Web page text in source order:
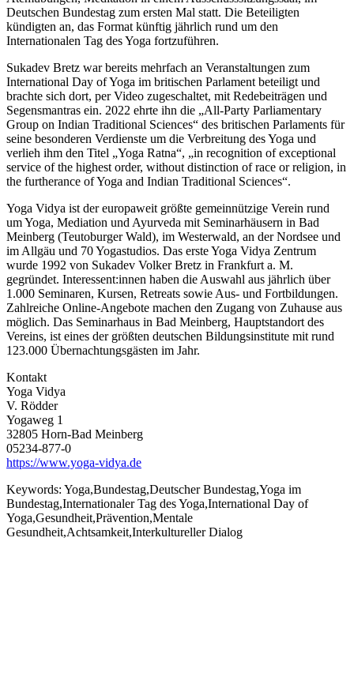
Deutschen Bundestag zum ersten Mal statt. Die Beteiligten
kündigten an, das Format künftig jährlich rund um den
Internationalen Tag des Yoga fortzuführen.
Sukadev Bretz war bereits mehrfach an Veranstaltungen zum
International Day of Yoga im britischen Parlament beteiligt und
brachte sich dort, per Video zugeschaltet, mit Redebeiträgen und
Segensmantras ein. 2022 ehrte ihn die „All-Party Parliamentary
Group on Indian Traditional Sciences“ des britischen Parlaments für
seine besonderen Verdienste um die Verbreitung des Yoga und
verlieh ihm den Titel „Yoga Ratna“, „in recognition of exceptional
service of the highest order, without distinction of race or religion, in
the furtherance of Yoga and Indian Traditional Sciences“.
Yoga Vidya ist der europaweit größte gemeinnützige Verein rund
um Yoga, Mediation und Ayurveda mit Seminarhäusern in Bad
Meinberg (Teutoburger Wald), im Westerwald, an der Nordsee und
im Allgäu und 70 Yogastudios. Das erste Yoga Vidya Zentrum
wurde 1992 von Sukadev Volker Bretz in Frankfurt a. M.
gegründet. Interessent:innen haben die Auswahl aus jährlich über
1.000 Seminaren, Kursen, Retreats sowie Aus- und Fortbildungen.
Zahlreiche Online-Angebote machen den Zugang von Zuhause aus
möglich. Das Seminarhaus in Bad Meinberg, Hauptstandort des
Vereins, ist eines der größten deutschen Bildungsinstitute mit rund
123.000 Übernachtungsgästen im Jahr.
Kontakt
Yoga Vidya
V. Rödder
Yogaweg 1
32805 Horn-Bad Meinberg
05234-877-0
https://www.yoga-vidya.de
Keywords: Yoga,Bundestag,Deutscher Bundestag,Yoga im
Bundestag,Internationaler Tag des Yoga,International Day of
Yoga,Gesundheit,Prävention,Mentale
Gesundheit,Achtsamkeit,Interkultureller Dialog